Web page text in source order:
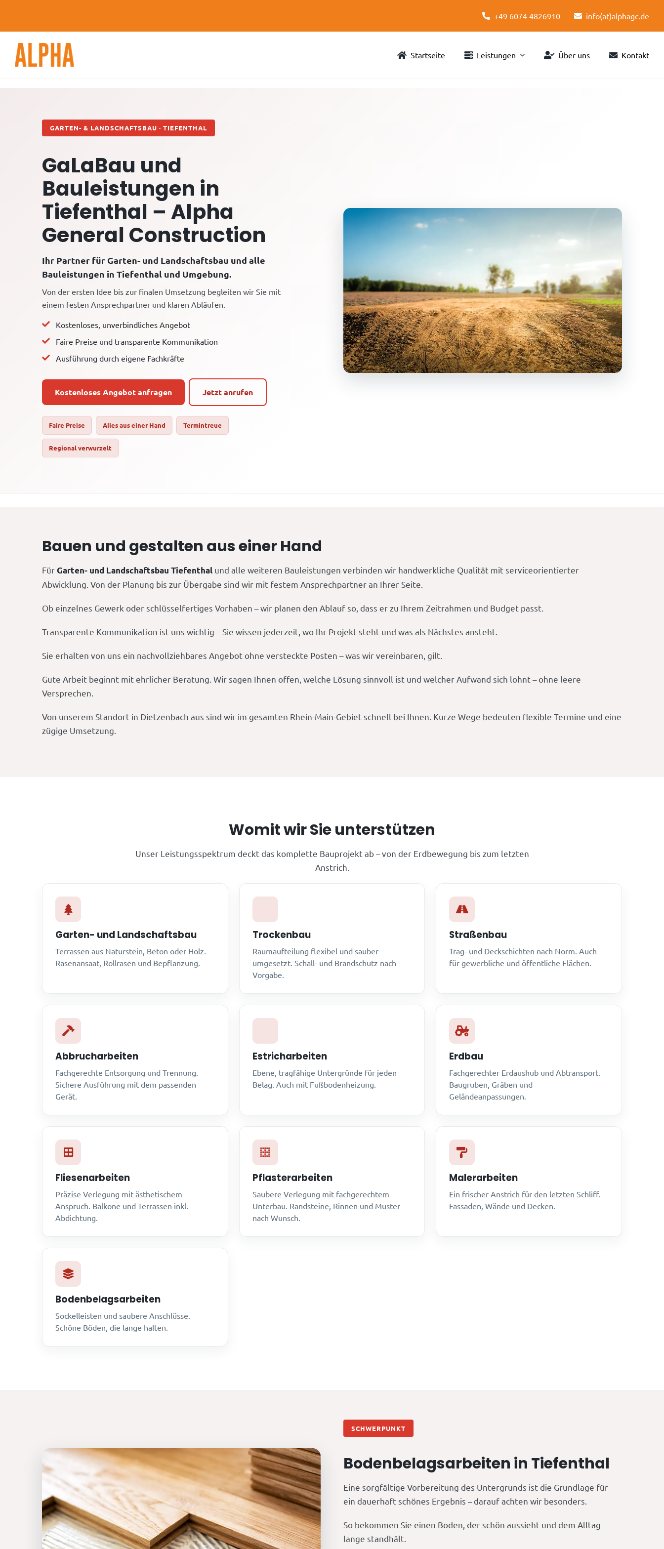
content
+49 6074 4826910 info(at)alphagc.de
Startseite Leistungen Über uns Kontakt
GARTEN- & LANDSCHAFTSBAU · TIEFENTHAL
GaLaBau und
Bauleistungen in
Tiefenthal – Alpha
General Construction
Ihr Partner für Garten- und Landschaftsbau und alle
Bauleistungen in Tiefenthal und Umgebung.
Von der ersten Idee bis zur finalen Umsetzung begleiten wir Sie mit
einem festen Ansprechpartner und klaren Abläufen.
Kostenloses, unverbindliches Angebot
Faire Preise und transparente Kommunikation
Ausführung durch eigene Fachkräfte
Kostenloses Angebot anfragen Jetzt anrufen
Faire Preise Alles aus einer Hand Termintreue
Regional verwurzelt
Bauen und gestalten aus einer Hand
FürGarten- und Landschaftsbau Tiefenthal und alle weiteren Bauleistungen verbinden wir handwerkliche Qualität mit serviceorientierter
Abwicklung. Von der Planung bis zur Übergabe sind wir mit festem Ansprechpartner an Ihrer Seite.
Ob einzelnes Gewerk oder schlüsselfertiges Vorhaben – wir planen den Ablauf so, dass er zu Ihrem Zeitrahmen und Budget passt.
Transparente Kommunikation ist uns wichtig – Sie wissen jederzeit, wo Ihr Projekt steht und was als Nächstes ansteht.
Sie erhalten von uns ein nachvollziehbares Angebot ohne versteckte Posten – was wir vereinbaren, gilt.
Gute Arbeit beginnt mit ehrlicher Beratung. Wir sagen Ihnen offen, welche Lösung sinnvoll ist und welcher Aufwand sich lohnt – ohne leere
Versprechen.
Von unserem Standort in Dietzenbach aus sind wir im gesamten Rhein-Main-Gebiet schnell bei Ihnen. Kurze Wege bedeuten flexible Termine und eine
zügige Umsetzung.
Womit wir Sie unterstützen
Unser Leistungsspektrum deckt das komplette Bauprojekt ab – von der Erdbewegung bis zum letzten
Anstrich.
Garten- und Landschaftsbau
Terrassen aus Naturstein, Beton oder Holz.
Rasenansaat, Rollrasen und Bepflanzung.
Trockenbau
Raumaufteilung flexibel und sauber
umgesetzt. Schall- und Brandschutz nach
Vorgabe.
Straßenbau
Trag- und Deckschichten nach Norm. Auch
für gewerbliche und öffentliche Flächen.
Abbrucharbeiten
Fachgerechte Entsorgung und Trennung.
Sichere Ausführung mit dem passenden
Gerät.
Estricharbeiten
Ebene, tragfähige Untergründe für jeden
Belag. Auch mit Fußbodenheizung.
Erdbau
Fachgerechter Erdaushub und Abtransport.
Baugruben, Gräben und
Geländeanpassungen.
Fliesenarbeiten
Präzise Verlegung mit ästhetischem
Anspruch. Balkone und Terrassen inkl.
Abdichtung.
Pflasterarbeiten
Saubere Verlegung mit fachgerechtem
Unterbau. Randsteine, Rinnen und Muster
nach Wunsch.
Malerarbeiten
Ein frischer Anstrich für den letzten Schliff.
Fassaden, Wände und Decken.
Bodenbelagsarbeiten
Sockelleisten und saubere Anschlüsse.
Schöne Böden, die lange halten.
SCHWERPUNKT
Bodenbelagsarbeiten in Tiefenthal
Eine sorgfältige Vorbereitung des Untergrunds ist die Grundlage für
ein dauerhaft schönes Ergebnis – darauf achten wir besonders.
So bekommen Sie einen Boden, der schön aussieht und dem Alltag
lange standhält.